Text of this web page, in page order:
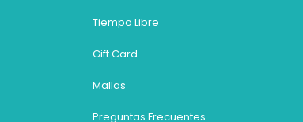
Tiempo Libre
Gift Card
Mallas
Preguntas Frecuentes